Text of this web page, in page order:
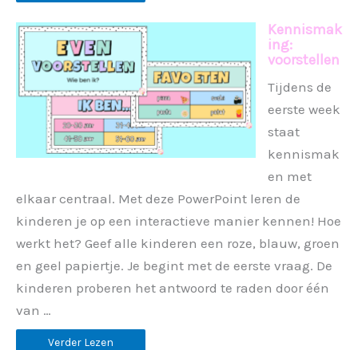
Kennismak
ing:
voorstellen
Tijdens de
eerste week
staat
kennismak
en met
elkaar centraal. Met deze PowerPoint leren de
kinderen je op een interactieve manier kennen! Hoe
werkt het? Geef alle kinderen een roze, blauw, groen
en geel papiertje. Je begint met de eerste vraag. De
kinderen proberen het antwoord te raden door één
van …
Verder Lezen